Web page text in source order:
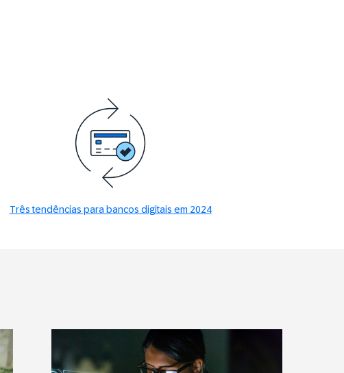
Três tendências para bancos digitais em 2024